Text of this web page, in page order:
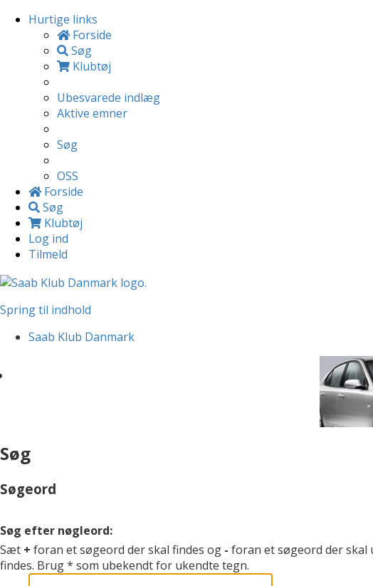
Hurtige links
Forside
Søg
Klubtøj
Ubesvarede indlæg
Aktive emner
Søg
OSS
Forside
Søg
Klubtøj
Log ind
Tilmeld
Spring til indhold
Saab Klub Danmark
Søg
Søgeord
Søg efter nøgleord:
Sæt + foran et søgeord der skal findes og - foran et søgeord der skal
findes. Brug * som ubekendt for ukendte tegn.